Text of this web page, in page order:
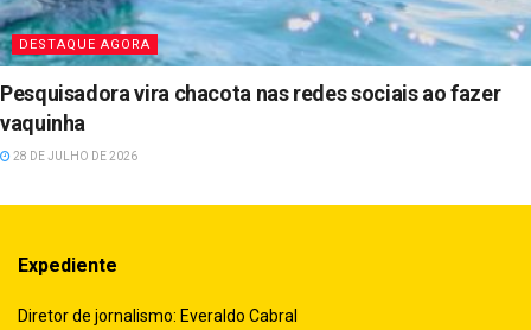
DESTAQUE AGORA
Pesquisadora vira chacota nas redes sociais ao fazer
vaquinha
28 DE JULHO DE 2026
Expediente
Diretor de jornalismo: Everaldo Cabral